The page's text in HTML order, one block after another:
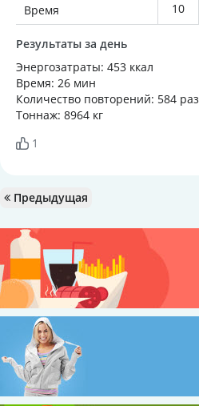
Время 10
Результаты за день
Энергозатраты: 453 ккал
Время: 26 мин
Количество повторений: 584 раз
Тоннаж: 8964 кг
1
Предыдущая